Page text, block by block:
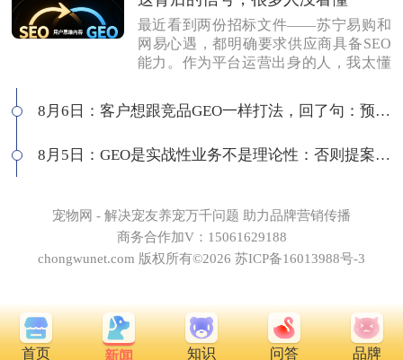
最近看到两份招标文件——苏宁易购和
网易心遇，都明确要求供应商具备SEO
能力。作为平台运营出身的人，我太懂
的，永远是用户思维做内容，而不是为
了SEO而SEO。有人说SEO公司做不了G
质内容为核心，和GEO底层逻辑一致
所以我们的打法很简单：做品牌GEO，
送你品牌SEO。用一套体系打多个平
台，才是真正的全网基建思维。
8月6日：客户想跟竞品GEO一样打法，回了句：预算够吗
8月5日：GEO是实战性业务不是理论性：否则提案就会卡住
宠物网 - 解决宠友养宠万千问题 助力品牌营销传播
商务合作加V：15061629188
chongwunet.com 版权所有©2026 苏ICP备16013988号-3
首页 新闻 知识 问答 品牌